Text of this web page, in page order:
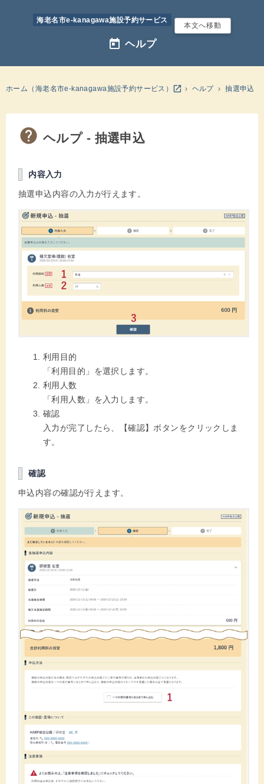
海老名市e-kanagawa施設予約サービス
本文へ移動
today ヘルプ
ホーム（海老名市e-kanagawa施設予約サービス） open_in_new ヘルプ 抽選申込
ヘルプ - 抽選申込
内容入力
抽選申込内容の入力が行えます。
利用目的
「利用目的」を選択します。
利用人数
「利用人数」を入力します。
確認
入力が完了したら、【確認】ボタンをクリックしま
す。
確認
申込内容の確認が行えます。